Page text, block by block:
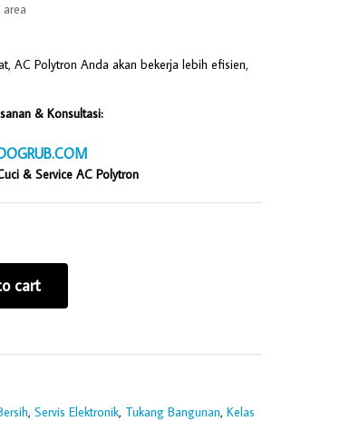
AC Polytron Anda akan bekerja lebih efisien,
& Konsultasi:
& Service AC Polytron
cart
, Servis Elektronik, Tukang Bangunan, Kelas